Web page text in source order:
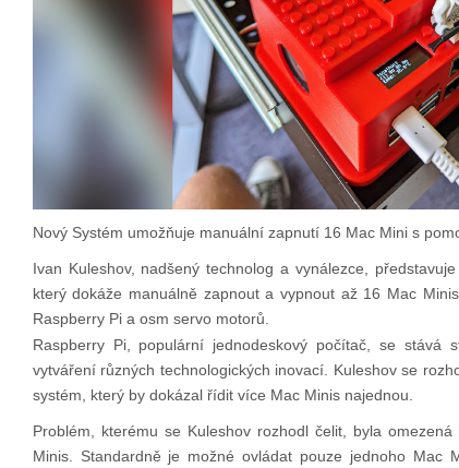
Nový Systém umožňuje manuální zapnutí 16 Mac Mini s
Ivan Kuleshov, nadšený technolog a vynálezce,
který dokáže manuálně zapnout a vypnout až 16 Mac
Raspberry Pi a osm servo motorů.
Raspberry Pi, populární jednodeskový počítač, se stává
vytváření různých technologických inovací. Kuleshov se
systém, který by dokázal řídit více Mac Minis najednou.
Problém, kterému se Kuleshov rozhodl čelit, byla
Minis. Standardně je možné ovládat pouze jednoho Mac